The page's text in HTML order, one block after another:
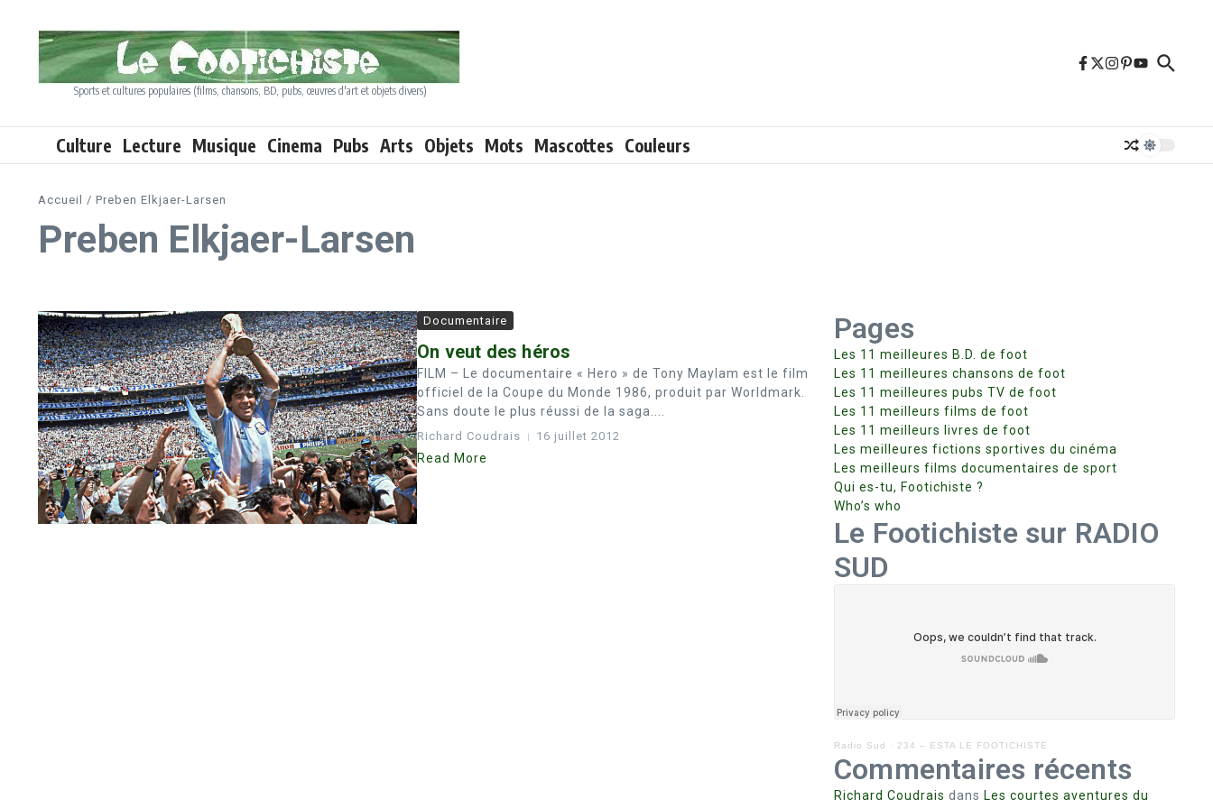
Sports et cultures populaires (films, chansons, BD, pubs, œuvres d'art et objets divers)
Culture Lecture Musique Cinema Pubs Arts Objets Mots Mascottes Couleurs
Accueil / Preben Elkjaer-Larsen
Preben Elkjaer-Larsen
Documentaire
On veut des héros
FILM – Le documentaire « Hero » de Tony Maylam est le film
officiel de la Coupe du Monde 1986, produit par Worldmark.
Sans doute le plus réussi de la saga....
Richard Coudrais 16 juillet 2012
Read More
Pages
Les 11 meilleures B.D. de foot
Les 11 meilleures chansons de foot
Les 11 meilleures pubs TV de foot
Les 11 meilleurs films de foot
Les 11 meilleurs livres de foot
Les meilleures fictions sportives du cinéma
Les meilleurs films documentaires de sport
Qui es-tu, Footichiste ?
Who’s who
Le Footichiste sur RADIO
SUD
Radio Sud · 234 – ESTA LE FOOTICHISTE
Commentaires récents
Richard Coudrais dans Les courtes aventures du